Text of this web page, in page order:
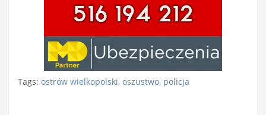
Tags: ostrów wielkopolski, oszustwo, policja